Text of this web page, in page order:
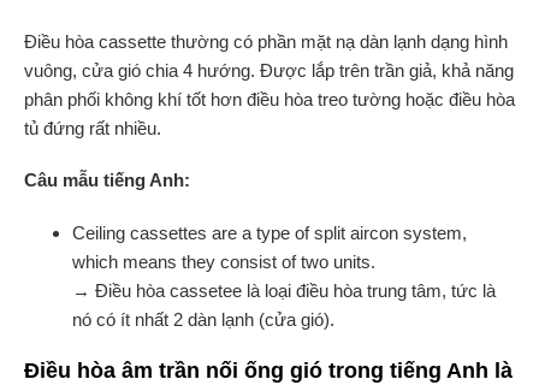
Điều hòa cassette thường có phần mặt nạ dàn lạnh dạng hình
vuông, cửa gió chia 4 hướng. Được lắp trên trần giả, khả năng
phân phối không khí tốt hơn điều hòa treo tường hoặc điều hòa
tủ đứng rất nhiều.
Câu mẫu tiếng Anh:
Ceiling cassettes are a type of split aircon system,
which means they consist of two units.
→ Điều hòa cassetee là loại điều hòa trung tâm, tức là
nó có ít nhất 2 dàn lạnh (cửa gió).
Điều hòa âm trần nối ống gió trong tiếng Anh là